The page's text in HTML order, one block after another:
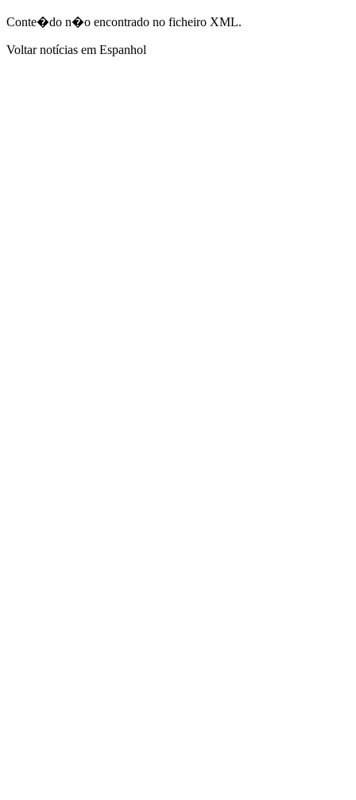
Conte�do n�o encontrado no ficheiro XML.
Voltar notícias em Espanhol